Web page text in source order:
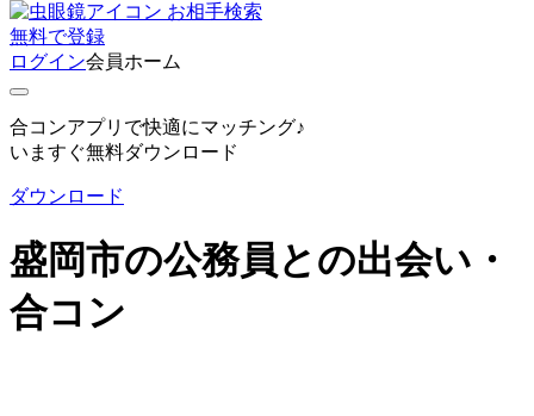
お相手検索
無料で登録
ログイン会員ホーム
合コンアプリで快適にマッチング♪
いますぐ無料ダウンロード
ダウンロード
盛岡市の公務員との出会い・
合コン